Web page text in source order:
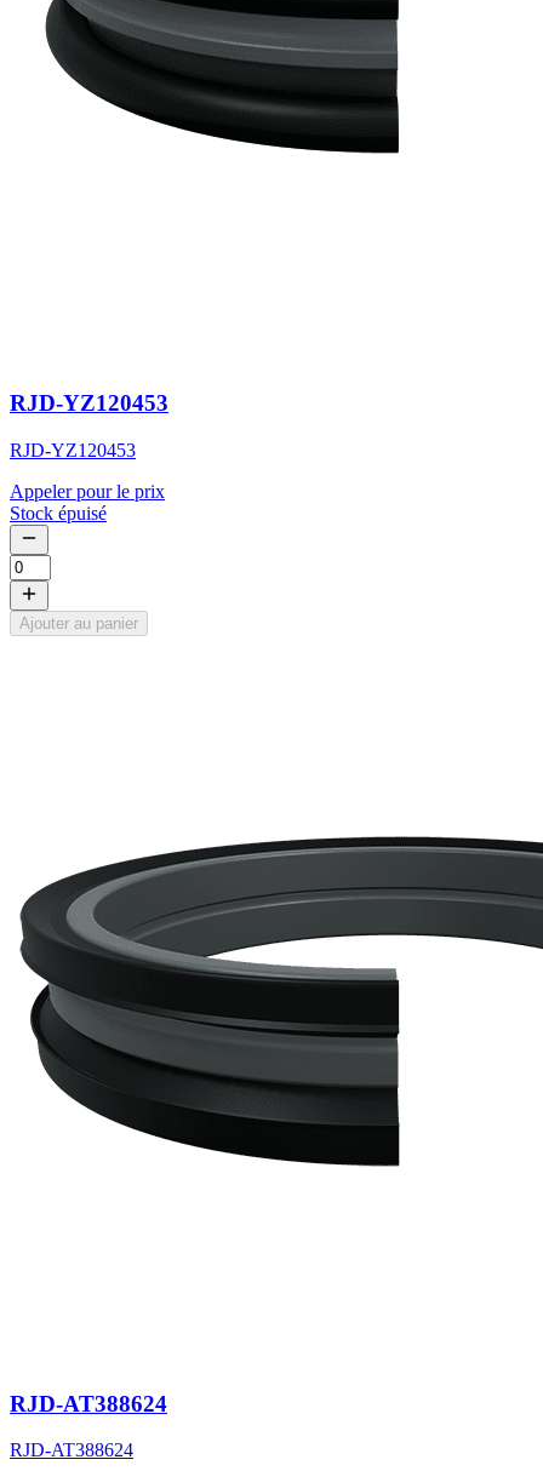
RJD-YZ120453
RJD-YZ120453
Appeler pour le prix
Stock épuisé
Ajouter au panier
RJD-AT388624
RJD-AT388624